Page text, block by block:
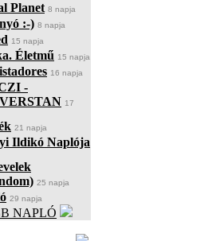
Planet 8 napja
:-) 8 napja
15 napja
Életmű 15 napja
16 napja
-
17
21 napja
Ildikó Naplója
25 napja
29 napja
NAPLÓ